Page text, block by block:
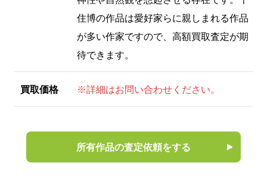
住博の作品は愛好家らに親しまれる作品
が多い作家ですので、高額買取査定が期
待できます。
買取価格 ※詳細はお問い合わせください。
所有作品の査定依頼をする